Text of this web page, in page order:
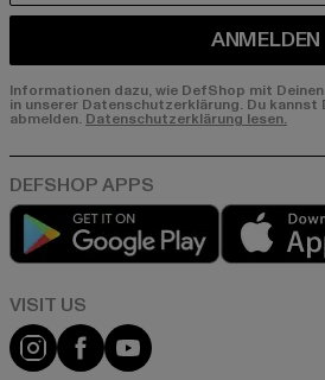
ANMELDEN
Informationen dazu, wie DefShop mit
in unserer Datenschutzerklärung. Du
abmelden. Datenschutzerklärung lesen.
Play market
Visit our Instagram page:
Visit our Facebook page:
Visit our YouTube